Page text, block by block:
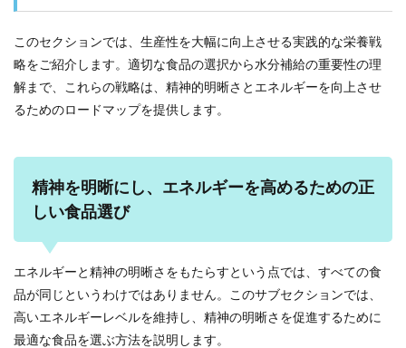
このセクションでは、生産性を大幅に向上させる実践的な栄養戦
略をご紹介します。適切な食品の選択から水分補給の重要性の理
解まで、これらの戦略は、精神的明晰さとエネルギーを向上させ
るためのロードマップを提供します。
精神を明晰にし、エネルギーを高めるための正
しい食品選び
エネルギーと精神の明晰さをもたらすという点では、すべての食
品が同じというわけではありません。このサブセクションでは、
高いエネルギーレベルを維持し、精神の明晰さを促進するために
最適な食品を選ぶ方法を説明します。